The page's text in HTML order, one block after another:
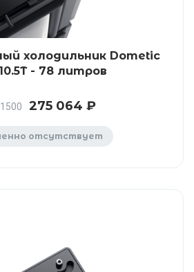
холодильник Dometic
- 78 литров
275 064 ₽
отсутствует